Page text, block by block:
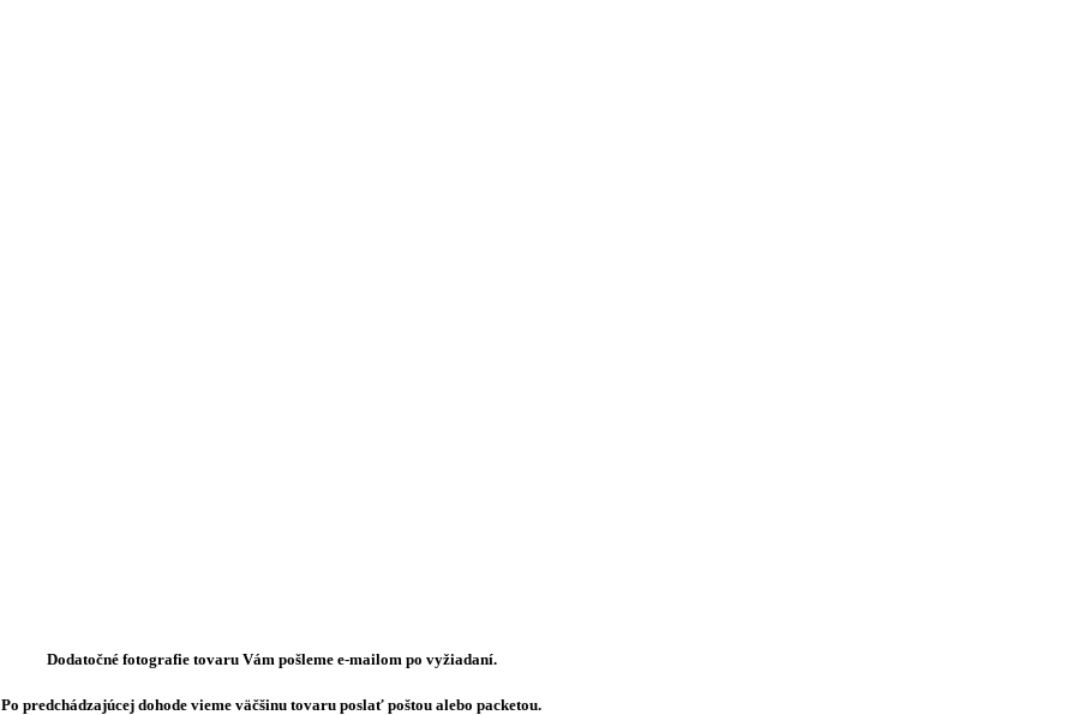
Dodatočné fotografie tovaru Vám pošleme e-mailom po vyžiadaní.
Po predchádzajúcej dohode vieme väčšinu tovaru poslať poštou alebo packetou.